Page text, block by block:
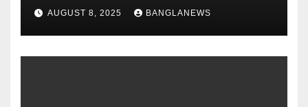
AUGUST 8, 2025 BANGLANEWS